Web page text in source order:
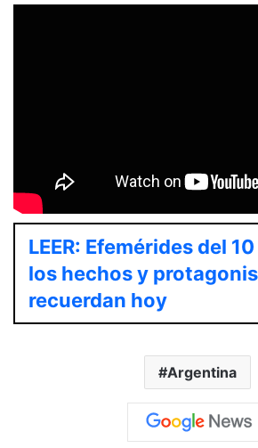
LEER: Efemérides del
los hechos y
recuerdan hoy
Argentina